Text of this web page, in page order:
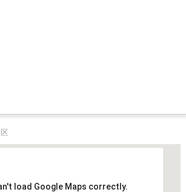
load Google Maps correctly.